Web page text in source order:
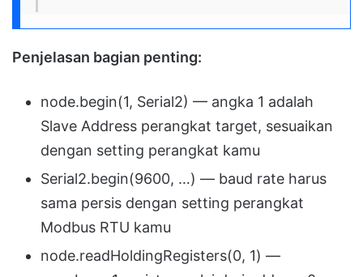
Penjelasan bagian penting:
node.begin(1, Serial2) — angka 1 adalah
Slave Address perangkat target, sesuaikan
dengan setting perangkat kamu
Serial2.begin(9600, …) — baud rate harus
sama persis dengan setting perangkat
Modbus RTU kamu
node.readHoldingRegisters(0, 1) —